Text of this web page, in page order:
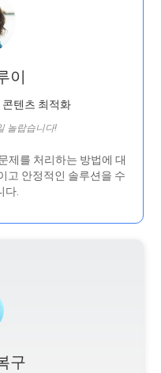
이
텐츠 최적화
놀랍습니다!
제를 처리하는 방법에 대
고 안정적인 솔루션을 수
다.
구